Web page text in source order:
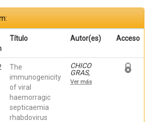
Título Autor(es) Acceso
The
immunogenicity
of viral
haemorragic
septicaemia
rhabdovirus
CHICO
GRAS,
VERONICA;
Ortega-
Ver más